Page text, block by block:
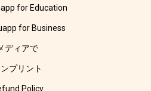
for Education
for Business
ディアで
プリント
Policy